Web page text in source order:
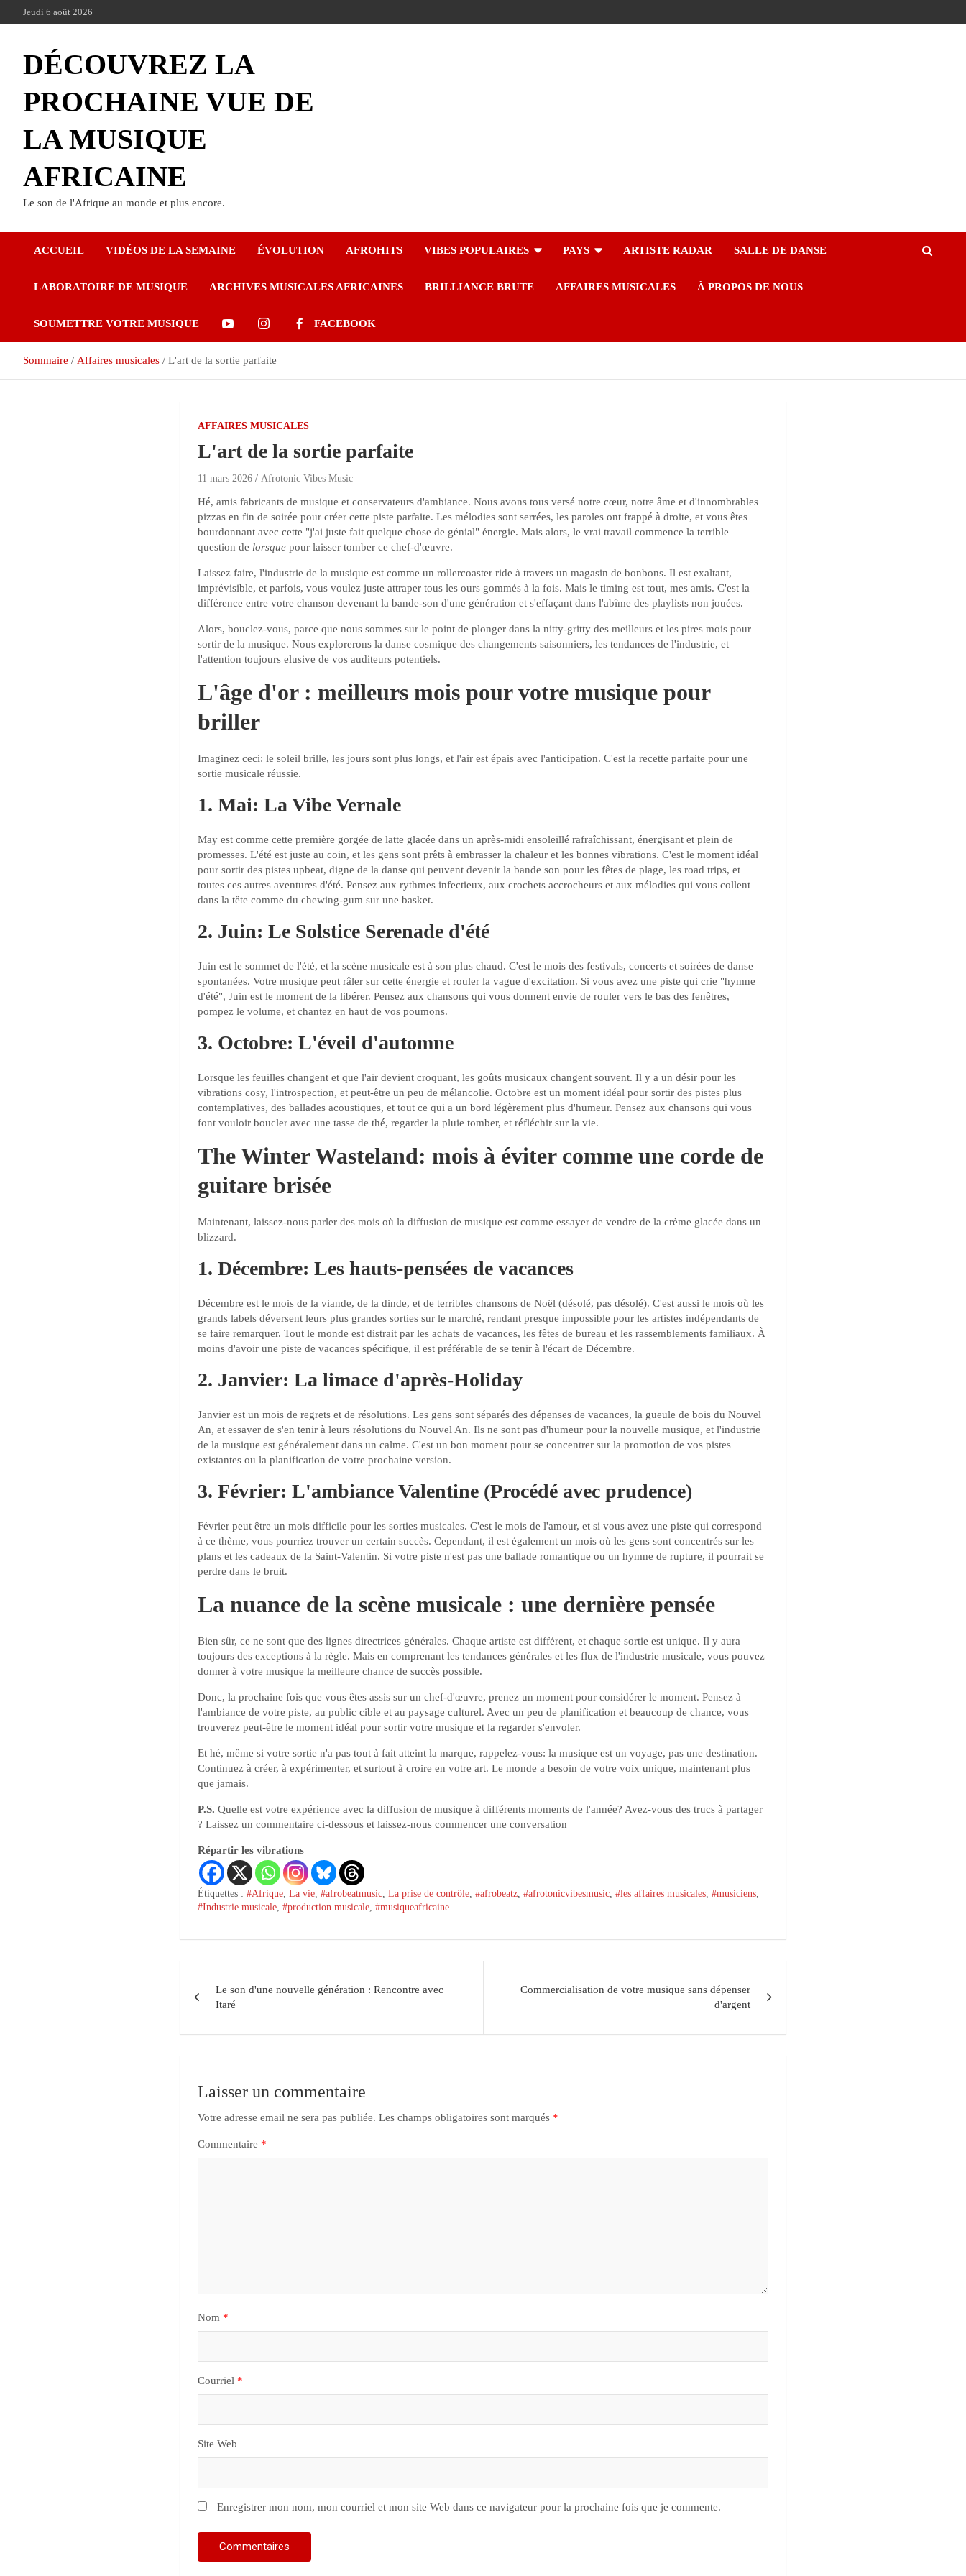
Jeudi 6 août 2026
DÉCOUVREZ LA
PROCHAINE VUE DE
LA MUSIQUE
AFRICAINE
Le son de l'Afrique au monde et plus encore.
ACCUEIL VIDÉOS DE LA SEMAINE ÉVOLUTION AFROHITS VIBES POPULAIRES PAYS ARTISTE RADAR SALLE DE DANSE
LABORATOIRE DE MUSIQUE ARCHIVES MUSICALES AFRICAINES BRILLIANCE BRUTE AFFAIRES MUSICALES À PROPOS DE NOUS
SOUMETTRE VOTRE MUSIQUE FACEBOOK
Sommaire Affaires musicales L'art de la sortie parfaite
AFFAIRES MUSICALES
L'art de la sortie parfaite
11 mars 2026 Afrotonic Vibes Music
Hé, amis fabricants de musique et conservateurs d'ambiance. Nous avons tous versé notre cœur, notre âme et d'innombrables
pizzas en fin de soirée pour créer cette piste parfaite. Les mélodies sont serrées, les paroles ont frappé à droite, et vous êtes
bourdonnant avec cette "j'ai juste fait quelque chose de génial" énergie. Mais alors, le vrai travail commence la terrible
question de lorsque pour laisser tomber ce chef-d'œuvre.
Laissez faire, l'industrie de la musique est comme un rollercoaster ride à travers un magasin de bonbons. Il est exaltant,
imprévisible, et parfois, vous voulez juste attraper tous les ours gommés à la fois. Mais le timing est tout, mes amis. C'est la
différence entre votre chanson devenant la bande-son d'une génération et s'effaçant dans l'abîme des playlists non jouées.
Alors, bouclez-vous, parce que nous sommes sur le point de plonger dans la nitty-gritty des meilleurs et les pires mois pour
sortir de la musique. Nous explorerons la danse cosmique des changements saisonniers, les tendances de l'industrie, et
l'attention toujours elusive de vos auditeurs potentiels.
L'âge d'or : meilleurs mois pour votre musique pour
briller
Imaginez ceci: le soleil brille, les jours sont plus longs, et l'air est épais avec l'anticipation. C'est la recette parfaite pour une
sortie musicale réussie.
1. Mai: La Vibe Vernale
May est comme cette première gorgée de latte glacée dans un après-midi ensoleillé rafraîchissant, énergisant et plein de
promesses. L'été est juste au coin, et les gens sont prêts à embrasser la chaleur et les bonnes vibrations. C'est le moment idéal
pour sortir des pistes upbeat, digne de la danse qui peuvent devenir la bande son pour les fêtes de plage, les road trips, et
toutes ces autres aventures d'été. Pensez aux rythmes infectieux, aux crochets accrocheurs et aux mélodies qui vous collent
dans la tête comme du chewing-gum sur une basket.
2. Juin: Le Solstice Serenade d'été
Juin est le sommet de l'été, et la scène musicale est à son plus chaud. C'est le mois des festivals, concerts et soirées de danse
spontanées. Votre musique peut râler sur cette énergie et rouler la vague d'excitation. Si vous avez une piste qui crie "hymne
d'été", Juin est le moment de la libérer. Pensez aux chansons qui vous donnent envie de rouler vers le bas des fenêtres,
pompez le volume, et chantez en haut de vos poumons.
3. Octobre: L'éveil d'automne
Lorsque les feuilles changent et que l'air devient croquant, les goûts musicaux changent souvent. Il y a un désir pour les
vibrations cosy, l'introspection, et peut-être un peu de mélancolie. Octobre est un moment idéal pour sortir des pistes plus
contemplatives, des ballades acoustiques, et tout ce qui a un bord légèrement plus d'humeur. Pensez aux chansons qui vous
font vouloir boucler avec une tasse de thé, regarder la pluie tomber, et réfléchir sur la vie.
The Winter Wasteland: mois à éviter comme une corde de
guitare brisée
Maintenant, laissez-nous parler des mois où la diffusion de musique est comme essayer de vendre de la crème glacée dans un
blizzard.
1. Décembre: Les hauts-pensées de vacances
Décembre est le mois de la viande, de la dinde, et de terribles chansons de Noël (désolé, pas désolé). C'est aussi le mois où les
grands labels déversent leurs plus grandes sorties sur le marché, rendant presque impossible pour les artistes indépendants de
se faire remarquer. Tout le monde est distrait par les achats de vacances, les fêtes de bureau et les rassemblements familiaux. À
moins d'avoir une piste de vacances spécifique, il est préférable de se tenir à l'écart de Décembre.
2. Janvier: La limace d'après-Holiday
Janvier est un mois de regrets et de résolutions. Les gens sont séparés des dépenses de vacances, la gueule de bois du Nouvel
An, et essayer de s'en tenir à leurs résolutions du Nouvel An. Ils ne sont pas d'humeur pour la nouvelle musique, et l'industrie
de la musique est généralement dans un calme. C'est un bon moment pour se concentrer sur la promotion de vos pistes
existantes ou la planification de votre prochaine version.
3. Février: L'ambiance Valentine (Procédé avec prudence)
Février peut être un mois difficile pour les sorties musicales. C'est le mois de l'amour, et si vous avez une piste qui correspond
à ce thème, vous pourriez trouver un certain succès. Cependant, il est également un mois où les gens sont concentrés sur les
plans et les cadeaux de la Saint-Valentin. Si votre piste n'est pas une ballade romantique ou un hymne de rupture, il pourrait se
perdre dans le bruit.
La nuance de la scène musicale : une dernière pensée
Bien sûr, ce ne sont que des lignes directrices générales. Chaque artiste est différent, et chaque sortie est unique. Il y aura
toujours des exceptions à la règle. Mais en comprenant les tendances générales et les flux de l'industrie musicale, vous pouvez
donner à votre musique la meilleure chance de succès possible.
Donc, la prochaine fois que vous êtes assis sur un chef-d'œuvre, prenez un moment pour considérer le moment. Pensez à
l'ambiance de votre piste, au public cible et au paysage culturel. Avec un peu de planification et beaucoup de chance, vous
trouverez peut-être le moment idéal pour sortir votre musique et la regarder s'envoler.
Et hé, même si votre sortie n'a pas tout à fait atteint la marque, rappelez-vous: la musique est un voyage, pas une destination.
Continuez à créer, à expérimenter, et surtout à croire en votre art. Le monde a besoin de votre voix unique, maintenant plus
que jamais.
P.S. Quelle est votre expérience avec la diffusion de musique à différents moments de l'année? Avez-vous des trucs à partager
? Laissez un commentaire ci-dessous et laissez-nous commencer une conversation
Répartir les vibrations
Étiquettes : #Afrique,La vie,#afrobeatmusic,La prise de contrôle,#afrobeatz,#afrotonicvibesmusic,#les affaires musicales,#musiciens,
#Industrie musicale,#production musicale,#musiqueafricaine
Le son d'une nouvelle génération : Rencontre avec
Itaré
Commercialisation de votre musique sans dépenser
d'argent
Laisser un commentaire
Votre adresse email ne sera pas publiée. Les champs obligatoires sont marqués *
Commentaire *
Nom *
Courriel *
Site Web
Enregistrer mon nom, mon courriel et mon site Web dans ce navigateur pour la prochaine fois que je commente.